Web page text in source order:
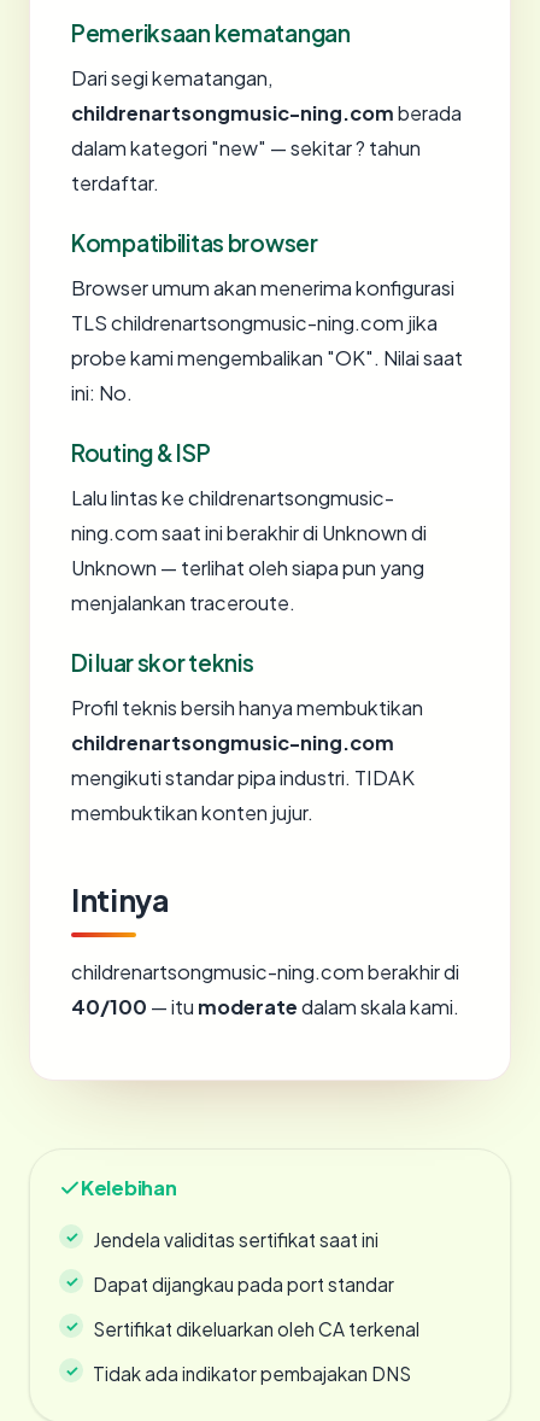
Pemeriksaan kematangan
Dari segi kematangan,
childrenartsongmusic-ning.comberada
dalam kategori "new" — sekitar ? tahun
terdaftar.
Kompatibilitas browser
Browser umum akan menerima konfigurasi
TLS childrenartsongmusic-ning.com jika
probe kami mengembalikan "OK". Nilai saat
ini: No.
Routing & ISP
Lalu lintas ke childrenartsongmusic-
ning.com saat ini berakhir di Unknown di
Unknown — terlihat oleh siapa pun yang
menjalankan traceroute.
Di luar skor teknis
Profil teknis bersih hanya membuktikan
childrenartsongmusic-ning.com
mengikuti standar pipa industri. TIDAK
membuktikan konten jujur.
Intinya
childrenartsongmusic-ning.com berakhir di
40/100 — itu moderatedalam skala kami.
Kelebihan
Jendela validitas sertifikat saat ini
Dapat dijangkau pada port standar
Sertifikat dikeluarkan oleh CA terkenal
Tidak ada indikator pembajakan DNS